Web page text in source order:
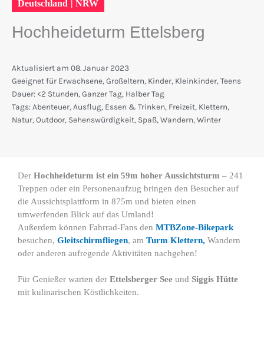
Deutschland | NRW
Hochheideturm Ettelsberg
Aktualisiert am 08. Januar 2023
Geeignet für Erwachsene, Großeltern, Kinder, Kleinkinder, Teens
Dauer: <2 Stunden, Ganzer Tag, Halber Tag
Tags: Abenteuer, Ausflug, Essen & Trinken, Freizeit, Klettern,
Natur, Outdoor, Sehenswürdigkeit, Spaß, Wandern, Winter
Der Hochheideturm ist ein 59m hoher Aussichtsturm – 241
Treppen oder ein Personenaufzug bringen den Besucher auf
die Aussichtsplattform in 875m und bieten einen
umwerfenden Blick auf das Umland!
Außerdem können Fahrrad-Fans den MTBZone-Bikepark
besuchen, Gleitschirmfliegen, am Turm Klettern, Wandern
oder anderen aufregende Aktivitäten nachgehen!
Für Genießer warten der Ettelsberger See und Siggis Hütte
mit kulinarischen Köstlichkeiten.